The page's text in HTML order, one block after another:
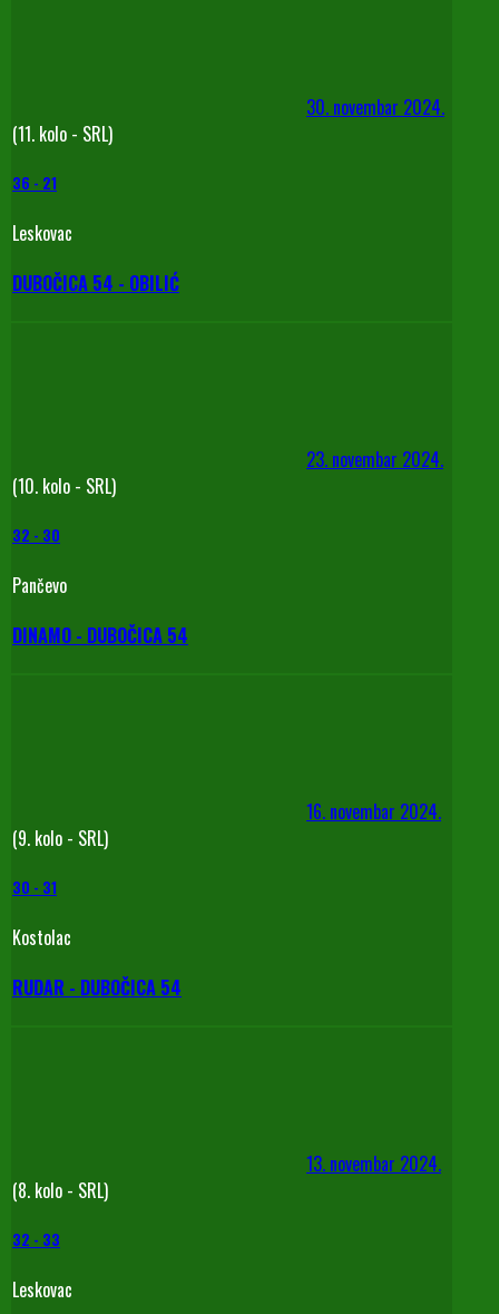
30. novembar 2024.
(11. kolo - SRL)
36 - 21
Leskovac
DUBOČICA 54 - OBILIĆ
23. novembar 2024.
(10. kolo - SRL)
32 - 30
Pančevo
DINAMO - DUBOČICA 54
16. novembar 2024.
(9. kolo - SRL)
30 - 31
Kostolac
RUDAR - DUBOČICA 54
13. novembar 2024.
(8. kolo - SRL)
32 - 33
Leskovac